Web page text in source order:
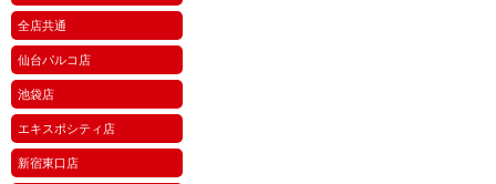
全店共通
仙台パルコ店
池袋店
エキスポシティ店
新宿東口店